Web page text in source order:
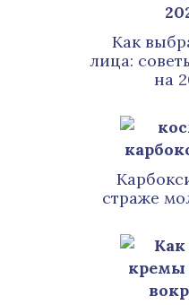
Как
лица:
на
страже